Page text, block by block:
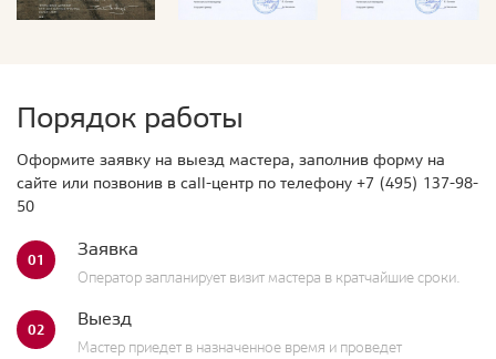
Порядок работы
Оформите заявку на выезд мастера, заполнив форму на
сайте или позвонив в call-центр по телефону +7 (495) 137-98-
50
01 Заявка
Оператор запланирует визит мастера в кратчайшие сроки.
02 Выезд
Мастер приедет в назначенное время и проведет